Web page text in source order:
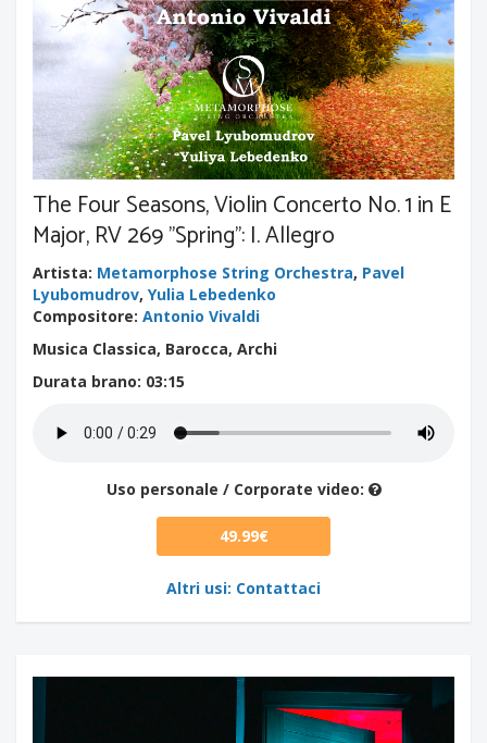
The Four Seasons, Violin Concerto No. 1 in E
Major, RV 269 "Spring": I. Allegro
Artista: Metamorphose String Orchestra, Pavel
Lyubomudrov, Yulia Lebedenko
Compositore: Antonio Vivaldi
Musica Classica, Barocca, Archi
Durata brano: 03:15
Uso personale / Corporate video:
49.99€
Altri usi: Contattaci